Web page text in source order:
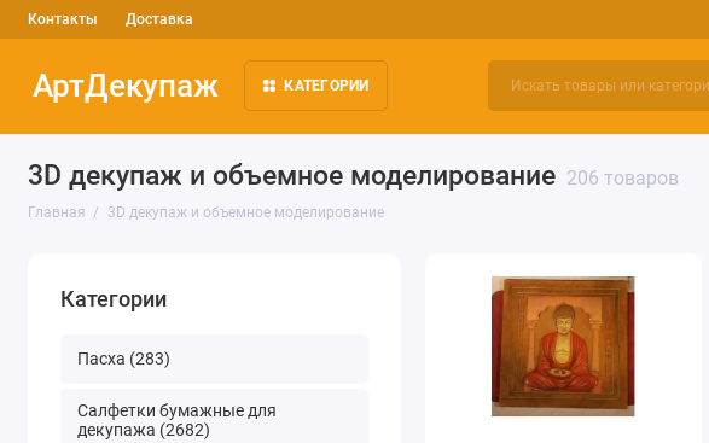
Контакты Доставка
АртДекупаж КАТЕГОРИИ
3D декупаж и объемное моделирование 206 товаров
Главная 3D декупаж и объемное моделирование
Категории
Пасха (283)
Салфетки бумажные для
декупажа (2682)